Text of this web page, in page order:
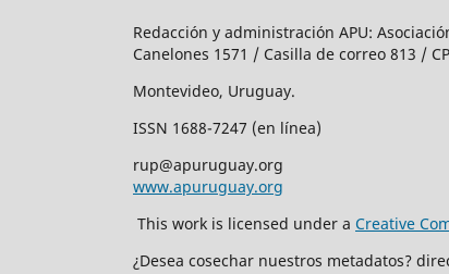
Redacción y administración APU:
Canelones 1571 / Casilla de correo 813 /
Montevideo, Uruguay.
ISSN 1688-7247 (en línea)
rup@apuruguay.org
www.apuruguay.org
This work is licensed under a Creative
¿Desea cosechar nuestros metadatos?